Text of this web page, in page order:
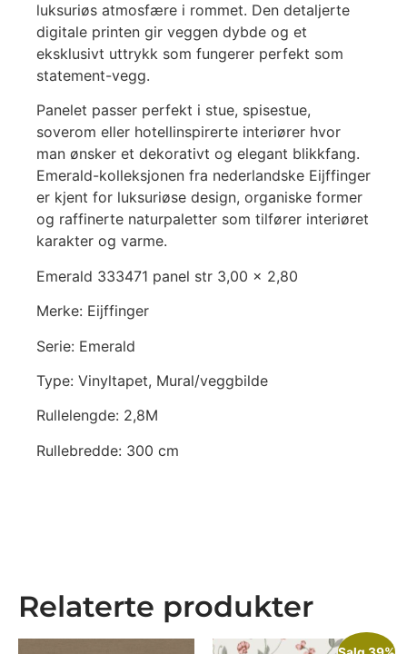
luksuriøs atmosfære i rommet. Den detaljerte
digitale printen gir veggen dybde og et
eksklusivt uttrykk som fungerer perfekt som
statement-vegg.
Panelet passer perfekt i stue, spisestue,
soverom eller hotellinspirerte interiører hvor
man ønsker et dekorativt og elegant blikkfang.
Emerald-kolleksjonen fra nederlandske Eijffinger
er kjent for luksuriøse design, organiske former
og raffinerte naturpaletter som tilfører interiøret
karakter og varme.
Emerald 333471 panel str 3,00 x 2,80
Merke: Eijffinger
Serie: Emerald
Type: Vinyltapet, Mural/veggbilde
Rullelengde: 2,8M
Rullebredde: 300 cm
Relaterte produkter